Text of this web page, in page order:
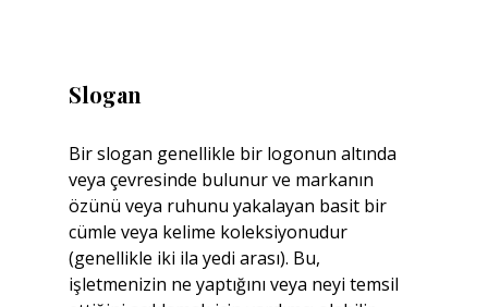
Slogan
Bir slogan genellikle bir logonun altında
veya çevresinde bulunur ve markanın
özünü veya ruhunu yakalayan basit bir
cümle veya kelime koleksiyonudur
(genellikle iki ila yedi arası). Bu,
işletmenizin ne yaptığını veya neyi temsil